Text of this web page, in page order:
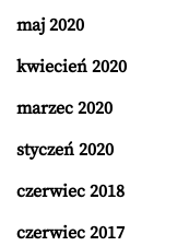
maj 2020
kwiecień 2020
marzec 2020
styczeń 2020
czerwiec 2018
czerwiec 2017